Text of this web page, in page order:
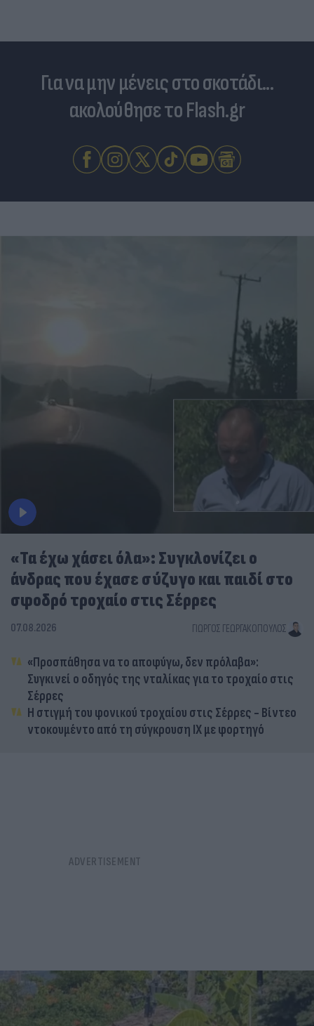
ακολούθησε το Flash.gr
«Τα έχω χάσει όλα»: Συγκλονίζει ο
άνδρας που έχασε σύζυγο και παιδί στο
σφοδρό τροχαίο στις Σέρρες
07.08.2026 ΓΙΏΡΓΟΣ ΓΕΩΡΓΑΚΌΠΟΥΛΟΣ
Συγκινεί ο οδηγός της νταλίκας για το τροχαίο στις
Σέρρες
Η στιγμή του φονικού τροχαίου στις Σέρρες - Βίντεο
ντοκουμέντο από τη σύγκρουση ΙΧ με φορτηγό